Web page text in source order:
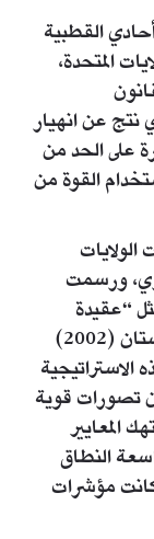
القطبية
المتحدة،
نتج عن انهيار
على الحد من
القوة من
2001، أعادت الولايات
ورسمت
“عقيدة
الضربة الاستباقية”. لم تكن غزوات أفغانستان (2002)
لهذه الاستراتيجية
تصورات قوية
المعايير
النطاق
كانت مؤشرات